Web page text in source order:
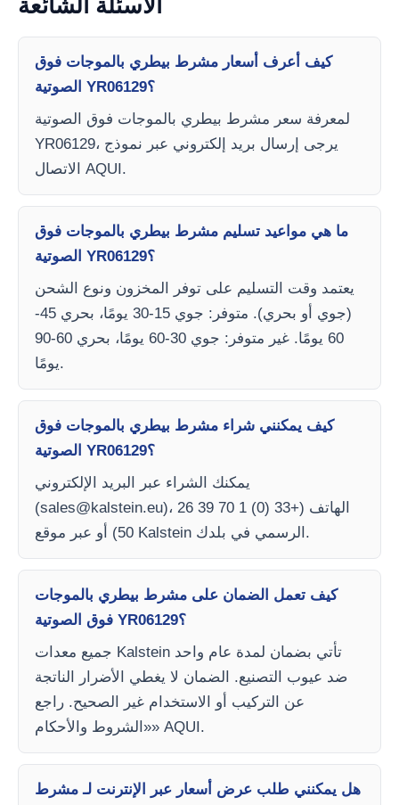
الأسئلة الشائعة
كيف أعرف أسعار مشرط بيطري بالموجات فوق
الصوتية YR06129؟
لمعرفة سعر مشرط بيطري بالموجات فوق الصوتية
YR06129، يرجى إرسال بريد إلكتروني عبر نموذج
الاتصال AQUI.
ما هي مواعيد تسليم مشرط بيطري بالموجات فوق
الصوتية YR06129؟
يعتمد وقت التسليم على توفر المخزون ونوع الشحن
(جوي أو بحري). متوفر: جوي 15-30 يومًا، بحري 45-
60 يومًا. غير متوفر: جوي 30-60 يومًا، بحري 60-90
يومًا.
كيف يمكنني شراء مشرط بيطري بالموجات فوق
الصوتية YR06129؟
يمكنك الشراء عبر البريد الإلكتروني
(sales@kalstein.eu)، الهاتف (+33 (0) 1 70 39 26
50) أو عبر موقع Kalstein الرسمي في بلدك.
كيف تعمل الضمان على مشرط بيطري بالموجات
فوق الصوتية YR06129؟
جميع معدات Kalstein تأتي بضمان لمدة عام واحد
ضد عيوب التصنيع. الضمان لا يغطي الأضرار الناتجة
عن التركيب أو الاستخدام غير الصحيح. راجع
«الشروط والأحكام» AQUI.
هل يمكنني طلب عرض أسعار عبر الإنترنت لـ مشرط